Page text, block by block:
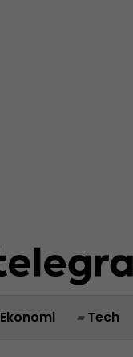
Ekonomi Tech